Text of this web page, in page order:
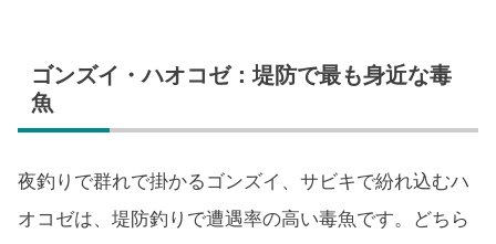
ゴンズイ・ハオコゼ：堤防で最も身近な毒
魚
夜釣りで群れで掛かるゴンズイ、サビキで紛れ込むハ
オコゼは、堤防釣りで遭遇率の高い毒魚です。どちら